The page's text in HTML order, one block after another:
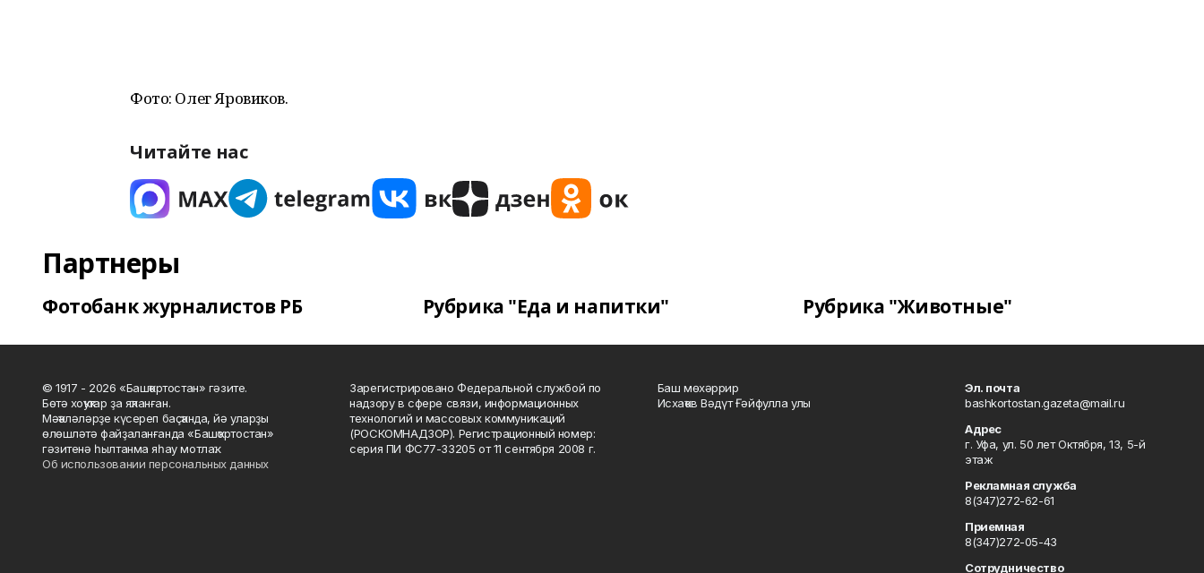
Фото: Олег Яровиков.
Читайте нас
Партнеры
Фотобанк журналистов РБ Рубрика "Еда и напитки" Рубрика "Животные"
© 1917 - 2026 «Башҡортостан» гәзите.
Бөтә хоҡуҡтар ҙа яҡланған.
Мәҡәләләрҙе күсереп баҫҡанда, йә уларҙы
өлөшләтә файҙаланғанда «Башҡортостан»
гәзитенә һылтанма яһау мотлаҡ.
Об использовании персональных данных
Зарегистрировано Федеральной службой по
надзору в сфере связи, информационных
технологий и массовых коммуникаций
(РОСКОМНАДЗОР). Регистрационный номер:
серия ПИ ФС77-33205 от 11 сентября 2008 г.
Баш мөхәррир
Исхаҡов Вәдүт Ғәйфулла улы
Эл. почта
bashkortostan.gazeta@mail.ru
Адрес
г. Уфа, ул. 50 лет Октября, 13, 5-й
этаж
Рекламная служба
8(347)272-62-61
Приемная
8(347)272-05-43
Сотрудничество